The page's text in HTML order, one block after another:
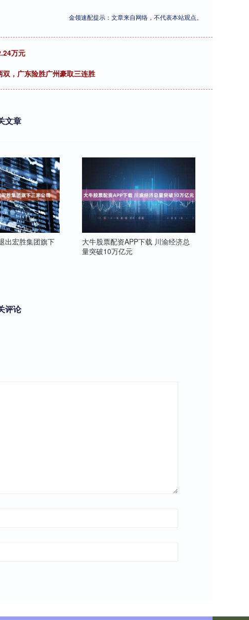
金领速配提示：文章来自网络，不代表本站观点。
万元
，广东险胜广州豪取三连胜
文章
出宏胜集团旗下
大牛股票配资APP下载 川渝经济总
量突破10万亿元
评论